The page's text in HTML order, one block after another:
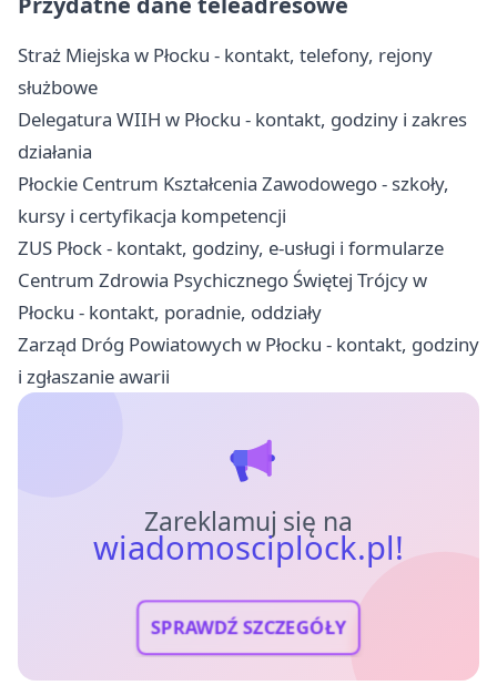
Straż Miejska w Płocku - kontakt, telefony, rejony
służbowe
Delegatura WIIH w Płocku - kontakt, godziny i zakres
działania
Płockie Centrum Kształcenia Zawodowego - szkoły,
kursy i certyfikacja kompetencji
ZUS Płock - kontakt, godziny, e-usługi i formularze
Centrum Zdrowia Psychicznego Świętej Trójcy w
Płocku - kontakt, poradnie, oddziały
Zarząd Dróg Powiatowych w Płocku - kontakt, godziny
i zgłaszanie awarii
Zareklamuj się na
wiadomosciplock.pl!
SPRAWDŹ SZCZEGÓŁY